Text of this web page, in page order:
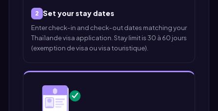
2 Set your stay dates
Enter check-in and check-out dates matching your
Thaïlande visa application. Stay limit is 30 à 60 jours
(exemption de visa ou visa touristique).